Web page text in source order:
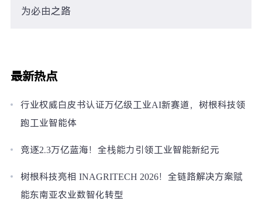
为必由之路
最新热点
行业权威白皮书认证万亿级工业AI新赛道，树根科技领
跑工业智能体
竞逐2.3万亿蓝海！全栈能力引领工业智能新纪元
树根科技亮相 INAGRITECH 2026！全链路解决方案赋
能东南亚农业数智化转型